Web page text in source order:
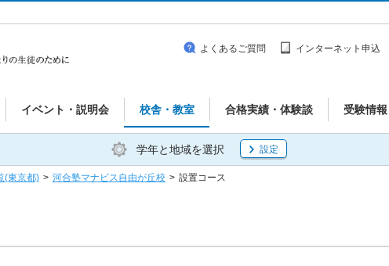
イベント・説明会 校舎・教室 合格実績・体験談 受験情報
よくあるご質問 インターネット申込
学年と地域を選択 設定
(東京都) > 河合塾マナビス自由が丘校 > 設置コース